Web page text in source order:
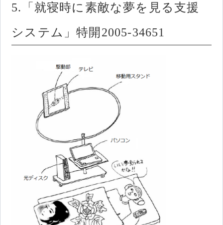
5.「就寝時に素敵な夢を見る支援
システム」特開2005-34651